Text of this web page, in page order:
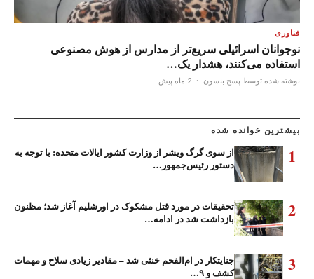
فناوری
نوجوانان اسرائیلی سریع‌تر از مدارس از هوش مصنوعی
استفاده می‌کنند، هشدار یک…
نوشته شده توسط پسح بنسون · 2 ماه پیش
بیشترین خوانده شده
1
از سوی گرگ ویشر از وزارت کشور ایالات متحده: با توجه به
دستور رئیس‌جمهور…
2
تحقیقات در مورد قتل مشکوک در اورشلیم آغاز شد؛ مظنون
بازداشت شد در ادامه…
3
جنایتکار در ام‌الفحم خنثی شد – مقادیر زیادی سلاح و مهمات
کشف و ۹…